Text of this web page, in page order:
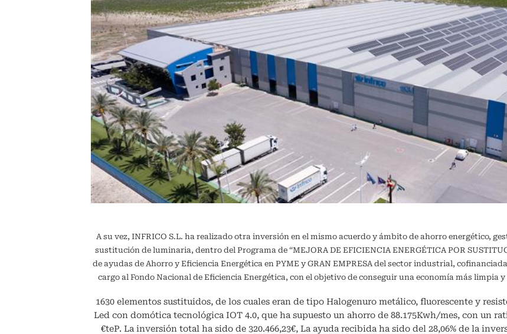
A su vez, INFRICO S.L. ha realizado otra inversión en el mismo acuerdo y ámbito de ahorro energético,
sustitución de luminaria, dentro del Programa de “MEJORA DE EFICIENCIA ENERGÉTICA POR
de ayudas de Ahorro y Eficiencia Energética en PYME y GRAN EMPRESA del sector industrial,
cargo al Fondo Nacional de Eficiencia Energética, con el objetivo de conseguir una economía más limpia y
1630 elementos sustituidos, de los cuales eran de tipo Halogenuro metálico, fluorescente y
Led con domótica tecnológica IOT 4.0, que ha supuesto un ahorro de 88.175Kwh/mes, con un
€teP. La inversión total ha sido de 320.466,23€, La ayuda recibida ha sido del 28,06% de la